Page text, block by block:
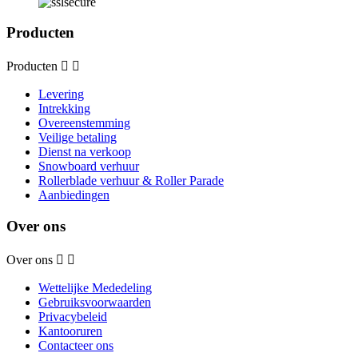
Producten
Producten  
Levering
Intrekking
Overeenstemming
Veilige betaling
Dienst na verkoop
Snowboard verhuur
Rollerblade verhuur & Roller Parade
Aanbiedingen
Over ons
Over ons  
Wettelijke Mededeling
Gebruiksvoorwaarden
Privacybeleid
Kantooruren
Contacteer ons